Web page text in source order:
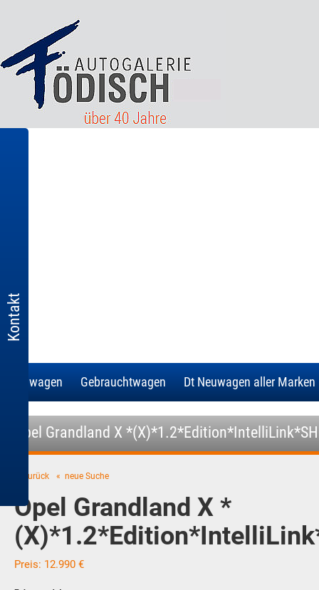
Kontakt
Neuwagen Gebrauchtwagen Dt Neuwagen aller Marken
Opel Grandland X
« Zurück « neue Suche
Opel Grandland X *
Preis: 12.990 €